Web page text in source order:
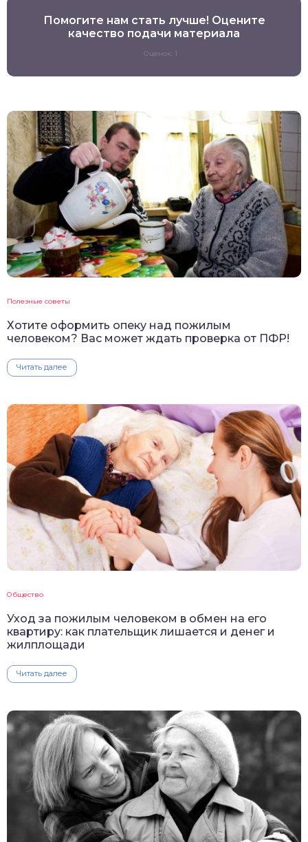
Помогите нам стать лучше! Оцените
качество подачи материала
Оценок: 1
Полезные советы
Хотите оформить опеку над пожилым
человеком? Вас может ждать проверка от ПФР!
Читать далее
Общество
Уход за пожилым человеком в обмен на его
квартиру: как плательщик лишается и денег и
жилплощади
Читать далее